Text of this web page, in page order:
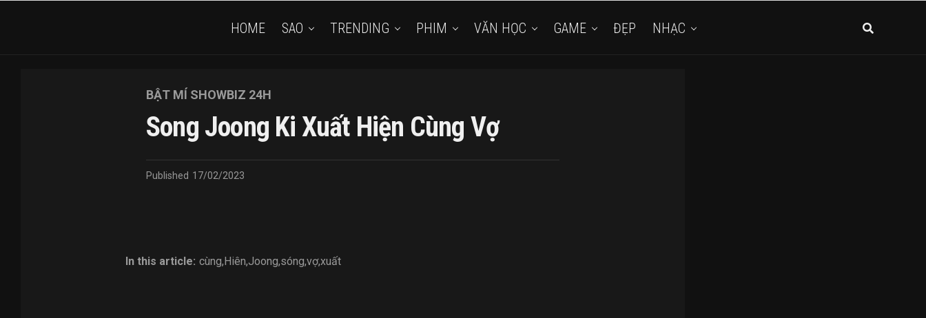
HOME SAO TRENDING PHIM VĂN HỌC GAME ĐẸP NHẠC
BẬT MÍ SHOWBIZ 24H
Song Joong Ki Xuất Hiện Cùng Vợ
Published 17/02/2023
In this article: cùng,Hiên,Joong,sóng,vợ,xuất